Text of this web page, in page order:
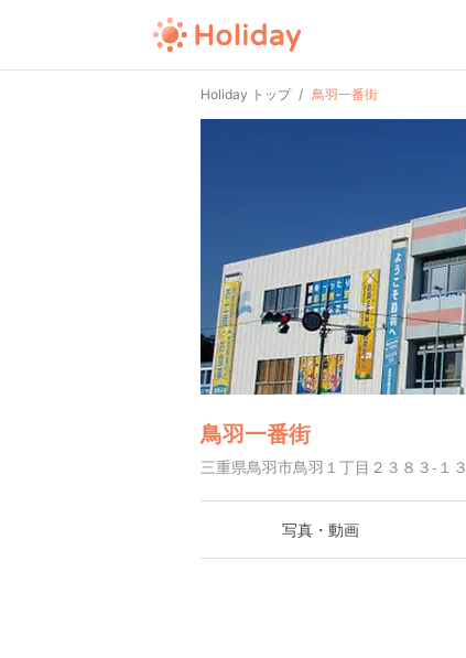
Holiday トップ 鳥羽一番街
鳥羽一番街
三重県鳥羽市鳥羽１丁目２３８３-１３
写真・動画